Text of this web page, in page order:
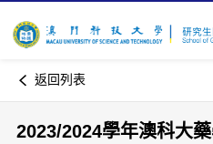
返回列表
2023/2024學年澳科大